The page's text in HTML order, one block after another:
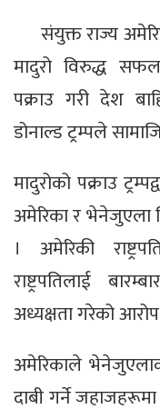
संयुक्त राज्य
मादुरो विरुद्ध
पक्राउ गरी देश
डोनाल्ड ट्रम्पले
मादुरोको पक्राउ
अमेरिका र भेनेजुएला
। अमेरिकी
राष्ट्रपतिलाई
अध्यक्षता गरेको
अमेरिकाले
दाबी गर्ने